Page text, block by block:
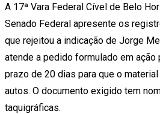
A 17ª Vara Federal Cível de Belo
Senado Federal apresente os
que rejeitou a indicação de Jorge
atende a pedido formulado em ação
prazo de 20 dias para que o
autos. O documento exigido tem
taquigráficas.